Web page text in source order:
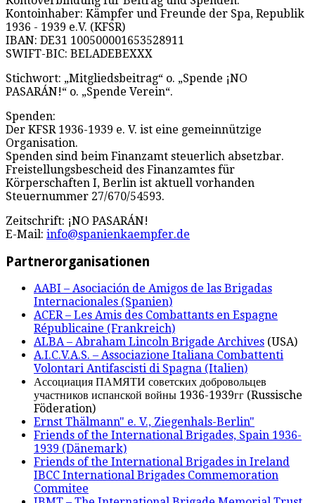
Kontoinhaber: Kämpfer und Freunde der Spa, Republik
1936 - 1939 e.V. (KFSR)
IBAN: DE31 100500001653528911
SWIFT-BIC: BELADEBEXXX
Stichwort: „Mitgliedsbeitrag“ o. „Spende ¡NO
PASARÁN!“ o. „Spende Verein“.
Spenden:
Der KFSR 1936-1939 e. V. ist eine gemeinnützige
Organisation.
Spenden sind beim Finanzamt steuerlich absetzbar.
Freistellungsbescheid des Finanzamtes für
Körperschaften I, Berlin ist aktuell vorhanden
Steuernummer 27/670/54593.
Zeitschrift: ¡NO PASARÁN!
E-Mail: info@spanienkaempfer.de
Partnerorganisationen
AABI – Asociación de Amigos de las Brigadas
Internacionales (Spanien)
ACER – Les Amis des Combattants en Espagne
Républicaine (Frankreich)
ALBA – Abraham Lincoln Brigade Archives (USA)
A.I.C.V.A.S. – Associazione Italiana Combattenti
Volontari Antifascisti di Spagna (Italien)
Ассоциация ПАМЯТИ советских добровольцев
участников испанской войны 1936-1939гг (Russische
Föderation)
Ernst Thälmann" e. V., Ziegenhals-Berlin"
Friends of the International Brigades, Spain 1936-
1939 (Dänemark)
Friends of the International Brigades in Ireland
IBCC International Brigades Commemoration
Commitee